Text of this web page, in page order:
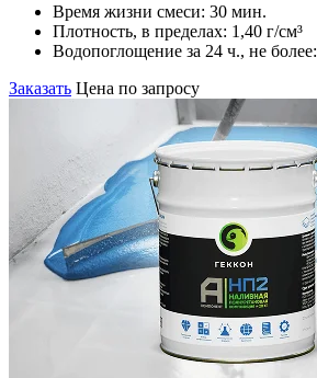
Время жизни смеси: 30 мин.
Плотность, в пределах: 1,40 г/см³
Водопоглощение за 24 ч., не более:
Заказать Цена по запросу